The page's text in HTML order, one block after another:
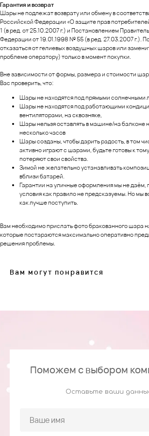
Гарантия и возврат
Шары не подлежат возврату или обмену в
Российской Федерации «О защите прав
1 (в ред. от 25.10.2007 г.) и Постановлением
Федерации от 19.01.1998 № 55 (в ред. 27.03.2007 г.).
отказаться от гелиевых воздушных шаров или
проблеме оператору) только в момент покупки.
Вне зависимости от формы, размера и стоимости
Вас проверить, что:
Шары не находятся под прямыми солнечными
Шары не находятся под работающими
вентиляторами, на сквозняке,
Шары нельзя оставлять в машине/на балконе
несколько часов
Шары созданы, чтобы дарить радость, в том
активно играют с шарами, будьте готовы к
потеряют свои свойства.
Зимой не желательно устанавливать
вблизи батарей.
Гарантии на уличные оформления мы не даём,
условия как правило не предсказуемы. Но мы
как лучше поступить.
Вам необходимо прислать фото бракованного шара
которые постараются максимально оперативно
решения проблемы.
Вам могут понравится
Поможем с выбором
Оставьте ваши